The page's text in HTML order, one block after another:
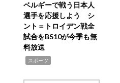
ベルギーで戦う日本人
選手を応援しよう シ
ント＝トロイデン戦全
試合をBS10が今季も無
料放送
スポーツ